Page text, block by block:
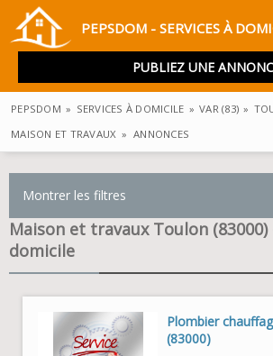
PEPSDOM - SERVICES À
PUBLIEZ UNE
PEPSDOM » SERVICES À DOMICILE » VAR (83) »
MAISON ET TRAVAUX » ANNONCES
Montrer les filtres
Maison et travaux Toulon (83000)
domicile
Plombier
(83000)